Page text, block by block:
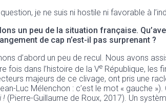
je ne suis ni hostile ni favorable à
un peu de la situation française.
de cap n’est-il pas surprenant ?
d’abord un peu de recul. Nous avons
fois dans l’histoire de la Ve République, les
majeurs de ce clivage, ont pris une
Luc Mélenchon : c’est le mot « gauche
! (Pierre-Guillaume de Roux, 2017). Un